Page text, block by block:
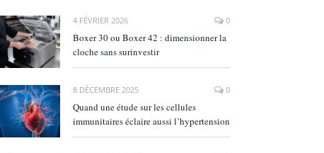
4 FÉVRIER 2026 0
Boxer 30 ou Boxer 42 : dimensionner la
cloche sans surinvestir
8 DÉCEMBRE 2025 0
Quand une étude sur les cellules
immunitaires éclaire aussi l’hypertension